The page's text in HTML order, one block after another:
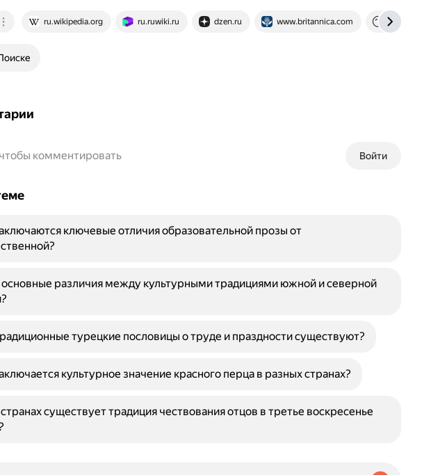
ru.wikipedia.org ru.ruwiki.ru dzen.ru www.britannica.com kotoinstr.tilda.ws
Войти
комментировать
ключевые отличия образовательной прозы от
различия между культурными традициями южной и северной
турецкие пословицы о труде и праздности существуют?
культурное значение красного перца в разных странах?
странах существует традиция чествования отцов в третье воскресенье